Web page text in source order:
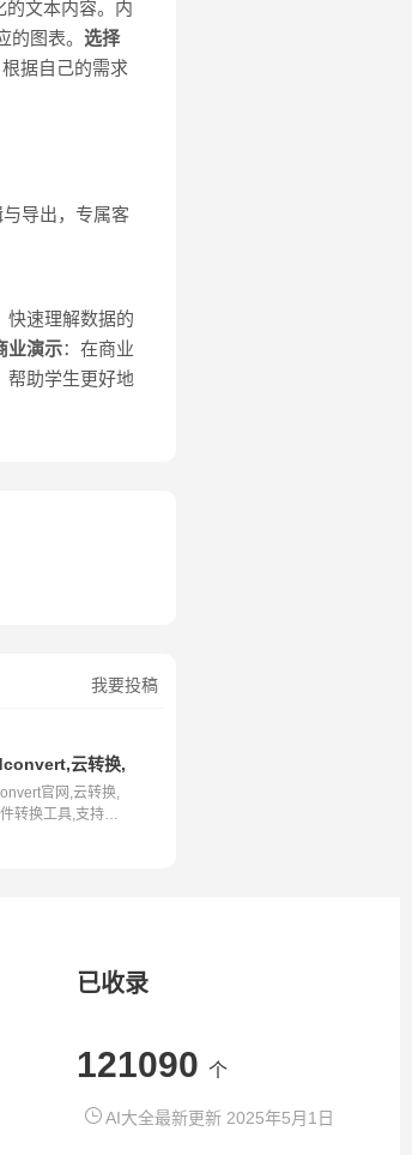
的文本内容。内
图表。 选择
据自己的需求
导出，专属客
快速理解数据的
业演示：在商业
帮助学生更好地
我要投稿
云转换,在线文件转换工具,支持超过200种文
官网,云转换,
转换工具,支持超
已收录
121090 个
AI大全最新更新 2025年5月1日